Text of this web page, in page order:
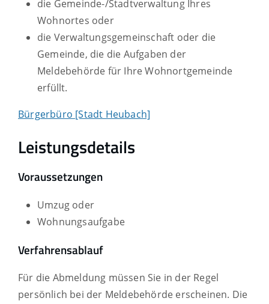
die Gemeinde-/Stadtverwaltung Ihres
Wohnortes oder
die Verwaltungsgemeinschaft oder die
Gemeinde, die die Aufgaben der
Meldebehörde für Ihre Wohnortgemeinde
erfüllt.
Bürgerbüro [Stadt Heubach]
Leistungsdetails
Voraussetzungen
Umzug oder
Wohnungsaufgabe
Verfahrensablauf
Für die Abmeldung müssen Sie in der Regel
persönlich bei der Meldebehörde erscheinen. Die